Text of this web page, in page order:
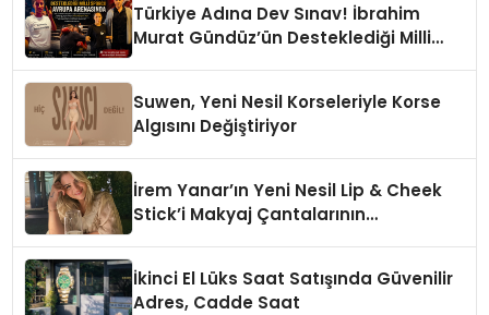
Türkiye Adına Dev Sınav! İbrahim
Murat Gündüz’ün Desteklediği Milli
Suwen, Yeni Nesil Korseleriyle Korse
Algısını Değiştiriyor
İrem Yanar’ın Yeni Nesil Lip & Cheek
Stick’i Makyaj Çantalarının
İkinci El Lüks Saat Satışında Güvenilir
Adres, Cadde Saat